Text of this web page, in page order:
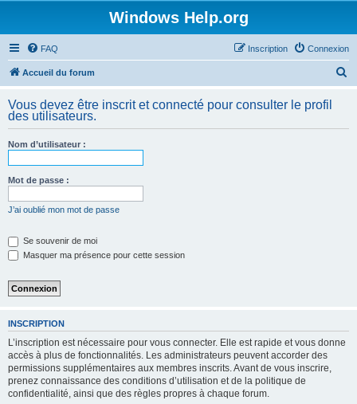
Windows Help.org
FAQ Connexion
Inscription
Accueil du forum
h
Vous devez être inscrit et connecté pour consulter le profil
des utilisateurs.
Nom d’utilisateur :
Mot de passe :
J’ai oublié mon mot de passe
Se souvenir de moi
Masquer ma présence pour cette session
INSCRIPTION
L’inscription est nécessaire pour vous connecter. Elle est rapide et vous donne
accès à plus de fonctionnalités. Les administrateurs peuvent accorder des
permissions supplémentaires aux membres inscrits. Avant de vous inscrire,
prenez connaissance des conditions d’utilisation et de la politique de
confidentialité, ainsi que des règles propres à chaque forum.